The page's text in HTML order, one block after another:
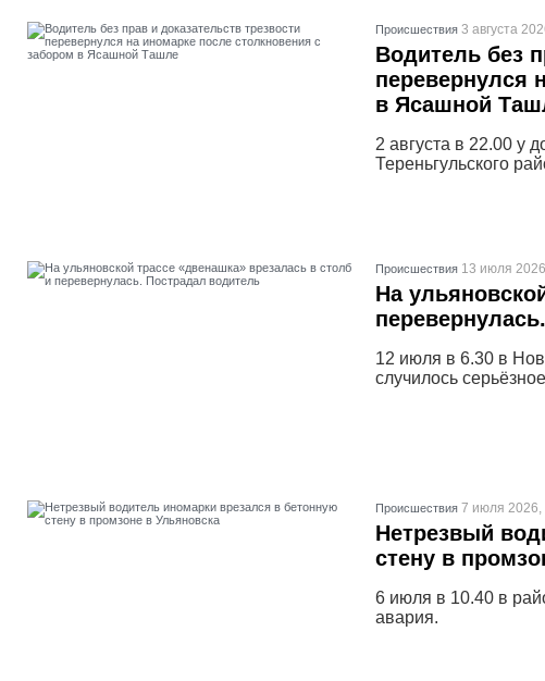
Проиcшествия 3 августа
Водитель без
перевернулся
в Ясашной
2 августа в 22.00
Тереньгульского
Проиcшествия 13 июля
На
12 июля в 6.30 в
случилось
Проиcшествия 7 июля 2026,
Нетрезвый
стену в
6 июля в 10.40 в
авария.